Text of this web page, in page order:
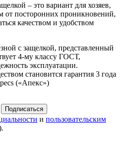
– это вариант для хозяев,
от посторонних проникновений,
качеством и удобством
с защелкой, представленный
4-му классу ГОСТ,
эксплуатации.
становится гарантия 3 года
(«Апекс»)
Подписаться
и пользовательским